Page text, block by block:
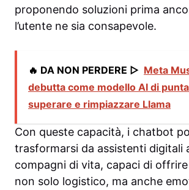
proponendo soluzioni prima
l’utente ne sia consapevole.
🔥 DA NON PERDERE ▷ Meta
debutta come modello AI di
superare e rimpiazzare Llama
Con queste capacità, i chatbot
trasformarsi da assistenti digitali
compagni di vita, capaci di
non solo logistico, ma anche